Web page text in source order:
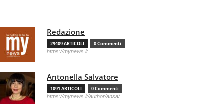
Redazione
29409 ARTICOLI 0 Commenti
https://mynews.it
Antonella Salvatore
1091 ARTICOLI 0 Commenti
https://mynews.it/author/ansa/